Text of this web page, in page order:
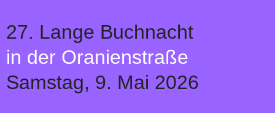
27. Lange Buchnacht
in der Oranienstraße
Samstag, 9. Mai 2026